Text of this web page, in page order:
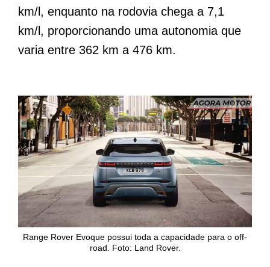
km/l, enquanto na rodovia chega a 7,1
km/l, proporcionando uma autonomia que
varia entre 362 km a 476 km.
Range Rover Evoque possui toda a capacidade para o off-
road. Foto: Land Rover.